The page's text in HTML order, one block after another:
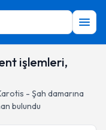
işlemleri,
- Şah damarına
bulundu